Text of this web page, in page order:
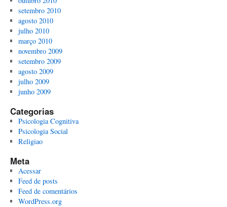
setembro 2010
agosto 2010
julho 2010
março 2010
novembro 2009
setembro 2009
agosto 2009
julho 2009
junho 2009
Categorias
Psicologia Cognitiva
Psicologia Social
Religiao
Meta
Acessar
Feed de posts
Feed de comentários
WordPress.org